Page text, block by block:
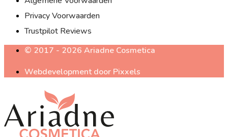
Privacy Voorwaarden
Trustpilot Reviews
© 2017 - 2026 Ariadne Cosmetica
Webdevelopment door Pixxels